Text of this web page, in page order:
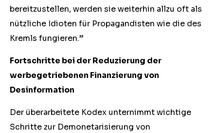
bereitzustellen, werden sie weiterhin allzu oft als
nützliche Idioten für Propagandisten wie die des
Kremls fungieren.”
Fortschritte bei der Reduzierung der
werbegetriebenen Finanzierung von
Desinformation
Der überarbeitete Kodex unternimmt wichtige
Schritte zur Demonetarisierung von